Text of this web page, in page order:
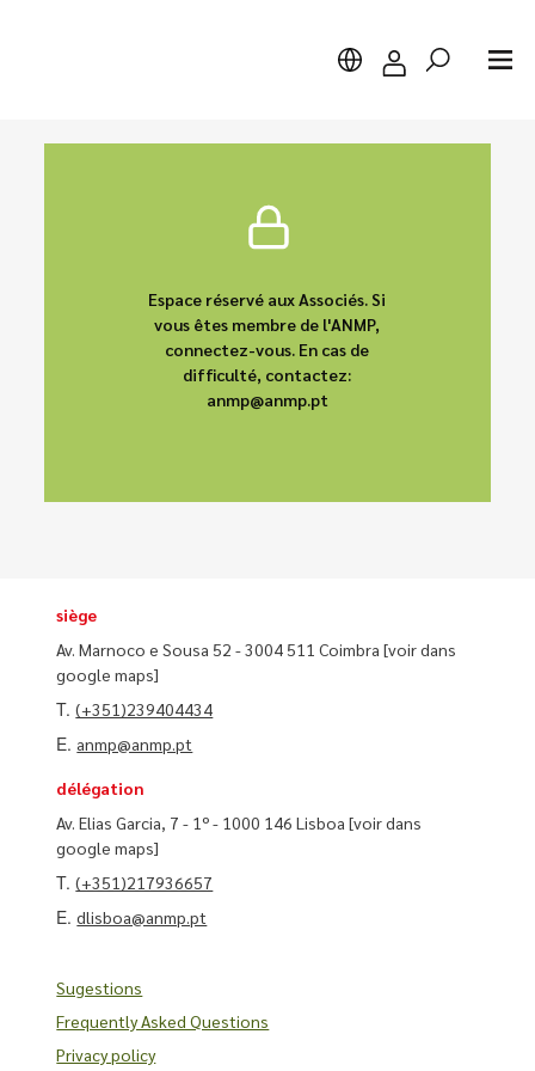
Espace réservé aux Associés. Si
vous êtes membre de l'ANMP,
connectez-vous. En cas de
difficulté, contactez:
anmp@anmp.pt
siège
Av. Marnoco e Sousa 52 - 3004 511 Coimbra[voir dans
google maps]
T.(+351)239404434
E. anmp@anmp.pt
délégation
Av. Elias Garcia, 7 - 1º - 1000 146 Lisboa[voir dans
google maps]
T.(+351)217936657
E.dlisboa@anmp.pt
Sugestions
Frequently Asked Questions
Privacy policy